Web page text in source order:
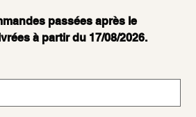
passées après le
à partir du 17/08/2026.